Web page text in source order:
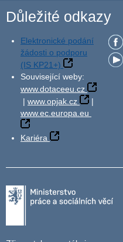
Důležité odkazy
Elektronické podání
žádosti o podporu
(IS KP21+)
Související weby:
www.dotaceeu.cz
| www.opjak.cz
|
www.ec.europa.eu
Kariéra